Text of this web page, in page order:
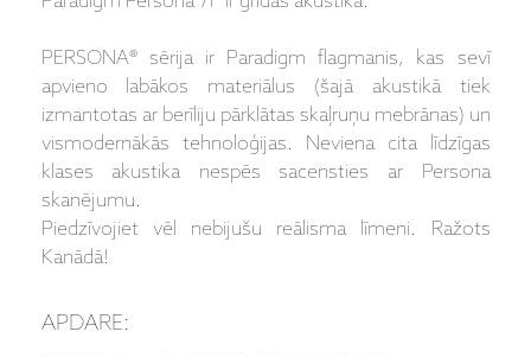
PERSONA® sērija ir Paradigm flagmanis, kas sevī
apvieno labākos materiālus (šajā akustikā tiek
izmantotas ar berīliju pārklātas skaļruņu mebrānas) un
vismodernākās tehnoloģijas. Neviena cita līdzīgas
klases akustika nespēs sacensties ar Persona
skanējumu.
Piedzīvojiet vēl nebijušu reālisma līmeni. Ražots
Kanādā!
APDARE: